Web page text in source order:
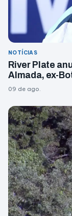
NOTÍCIAS
River Plate
Almada, ex-
09 de ago.